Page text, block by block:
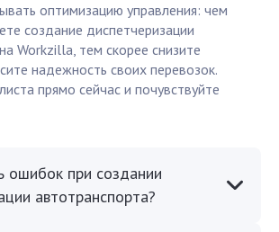
оптимизацию управления: чем
создание диспетчеризации
Workzilla, тем скорее снизите
надежность своих перевозок.
прямо сейчас и почувствуйте
ошибок при создании
автотранспорта?